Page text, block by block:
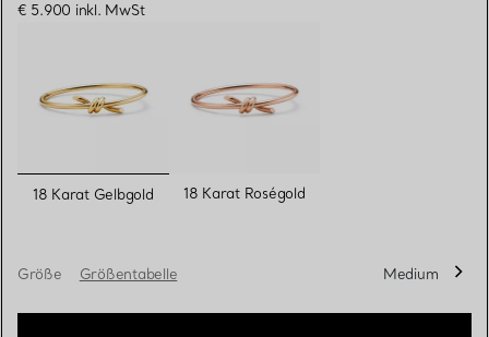
€ 5.900 inkl. MwSt
ausgewählt
18 Karat Gelbgold 18 Karat Roségold
Größe Größentabelle Medium